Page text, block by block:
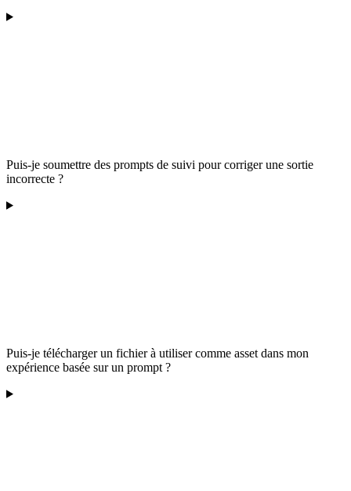
Puis-je soumettre des prompts de suivi pour corriger une sortie
incorrecte ?
Puis-je télécharger un fichier à utiliser comme asset dans mon
expérience basée sur un prompt ?